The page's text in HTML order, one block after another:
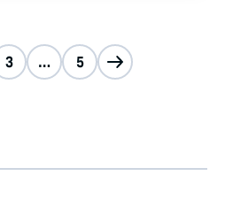
3 … 5